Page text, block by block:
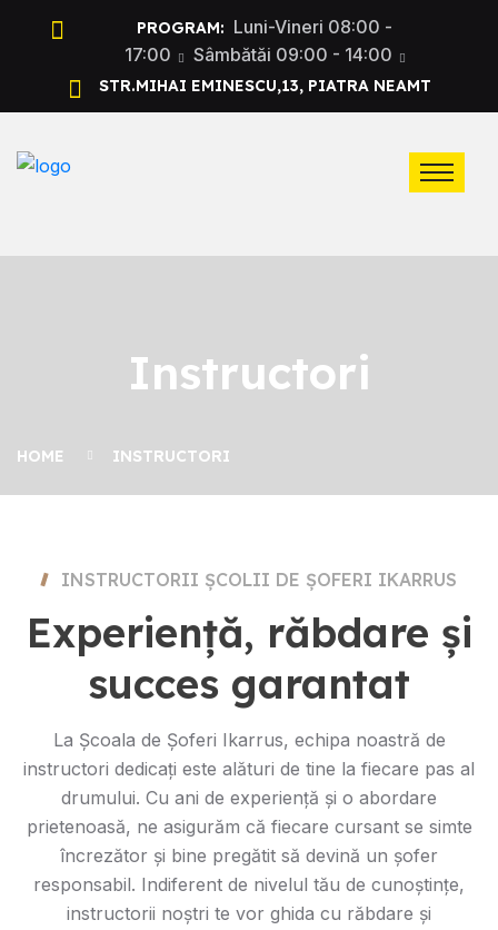
PROGRAM: Luni-Vineri 08:00 -
17:00
Sâmbătăi 09:00 - 14:00
STR.MIHAI EMINESCU,13, PIATRA NEAMT
Instructori
HOME INSTRUCTORI
INSTRUCTORII ȘCOLII DE ȘOFERI IKARRUS
Experiență, răbdare și
succes garantat
La Școala de Șoferi Ikarrus, echipa noastră de
instructori dedicați este alături de tine la fiecare pas al
drumului. Cu ani de experiență și o abordare
prietenoasă, ne asigurăm că fiecare cursant se simte
încrezător și bine pregătit să devină un șofer
responsabil. Indiferent de nivelul tău de cunoștințe,
instructorii noștri te vor ghida cu răbdare și